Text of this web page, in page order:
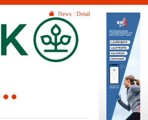
News Detail
2 3